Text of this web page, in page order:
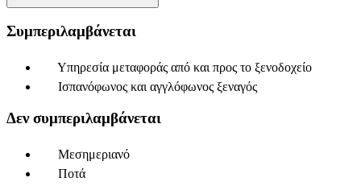
Συμπεριλαμβάνεται
Υπηρεσία μεταφοράς από και προς το ξενοδοχείο
Ισπανόφωνος και αγγλόφωνος ξεναγός
Δεν συμπεριλαμβάνεται
Μεσημεριανό
Ποτά